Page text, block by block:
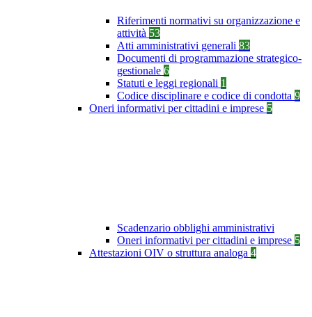
Riferimenti normativi su organizzazione e
attività 53
Atti amministrativi generali 83
Documenti di programmazione strategico-
gestionale 6
Statuti e leggi regionali 1
Codice disciplinare e codice di condotta 9
Oneri informativi per cittadini e imprese 5
Scadenzario obblighi amministrativi
Oneri informativi per cittadini e imprese 5
Attestazioni OIV o struttura analoga 4